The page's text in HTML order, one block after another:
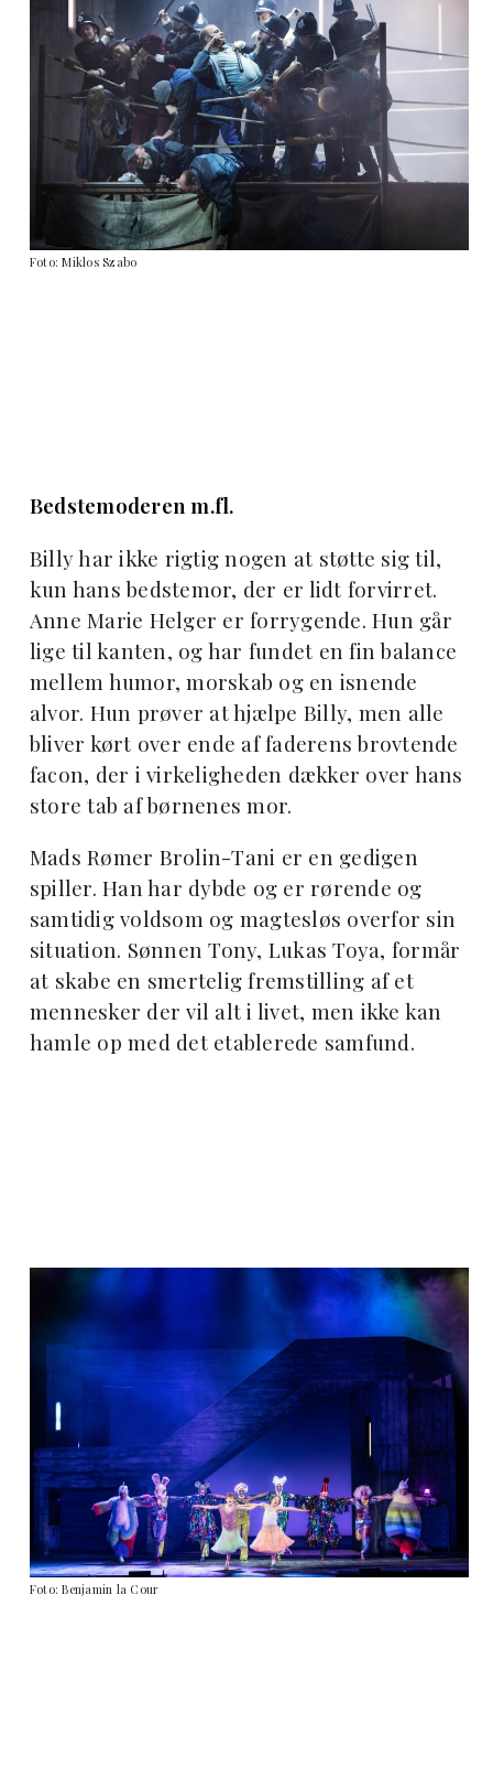
Foto: Miklos Szabo
Bedstemoderen m.fl.
Billy har ikke rigtig nogen at støtte sig til,
kun hans bedstemor, der er lidt forvirret.
Anne Marie Helger er forrygende. Hun går
lige til kanten, og har fundet en fin balance
mellem humor, morskab og en isnende
alvor. Hun prøver at hjælpe Billy, men alle
bliver kørt over ende af faderens brovtende
facon, der i virkeligheden dækker over hans
store tab af børnenes mor.
Mads Rømer Brolin-Tani er en gedigen
spiller. Han har dybde og er rørende og
samtidig voldsom og magtesløs overfor sin
situation. Sønnen Tony, Lukas Toya, formår
at skabe en smertelig fremstilling af et
mennesker der vil alt i livet, men ikke kan
hamle op med det etablerede samfund.
Foto: Benjamin la Cour